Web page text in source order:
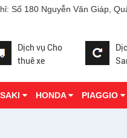
Số 180 Nguyễn Văn Giáp,
Dịch vụ Cho
thuê xe
HONDA PIAGGIO